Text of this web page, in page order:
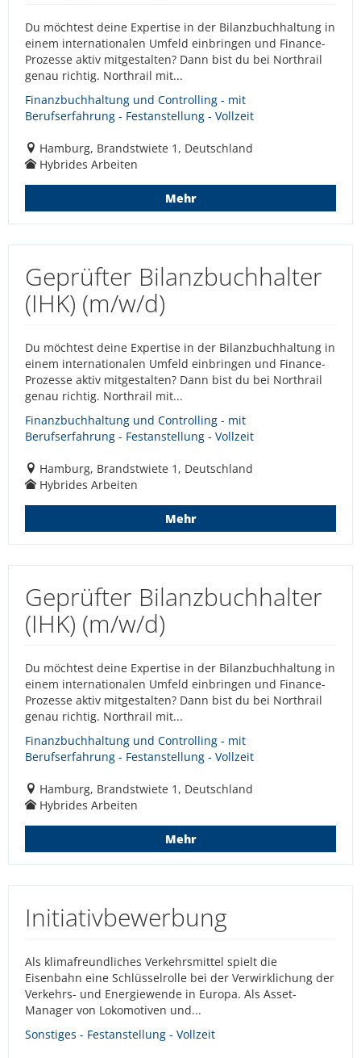
Du möchtest deine Expertise in der Bilanzbuchhaltung in
einem internationalen Umfeld einbringen und Finance-
Prozesse aktiv mitgestalten? Dann bist du bei Northrail
genau richtig. Northrail mit...
Finanzbuchhaltung und Controlling - mit
Berufserfahrung - Festanstellung - Vollzeit
Hamburg, Brandstwiete 1, Deutschland
Hybrides Arbeiten
Mehr
Geprüfter Bilanzbuchhalter
(IHK) (m/w/d)
Du möchtest deine Expertise in der Bilanzbuchhaltung in
einem internationalen Umfeld einbringen und Finance-
Prozesse aktiv mitgestalten? Dann bist du bei Northrail
genau richtig. Northrail mit...
Finanzbuchhaltung und Controlling - mit
Berufserfahrung - Festanstellung - Vollzeit
Hamburg, Brandstwiete 1, Deutschland
Hybrides Arbeiten
Mehr
Geprüfter Bilanzbuchhalter
(IHK) (m/w/d)
Du möchtest deine Expertise in der Bilanzbuchhaltung in
einem internationalen Umfeld einbringen und Finance-
Prozesse aktiv mitgestalten? Dann bist du bei Northrail
genau richtig. Northrail mit...
Finanzbuchhaltung und Controlling - mit
Berufserfahrung - Festanstellung - Vollzeit
Hamburg, Brandstwiete 1, Deutschland
Hybrides Arbeiten
Mehr
Initiativbewerbung
Als klimafreundliches Verkehrsmittel spielt die
Eisenbahn eine Schlüsselrolle bei der Verwirklichung der
Verkehrs- und Energiewende in Europa. Als Asset-
Manager von Lokomotiven und...
Sonstiges - Festanstellung - Vollzeit